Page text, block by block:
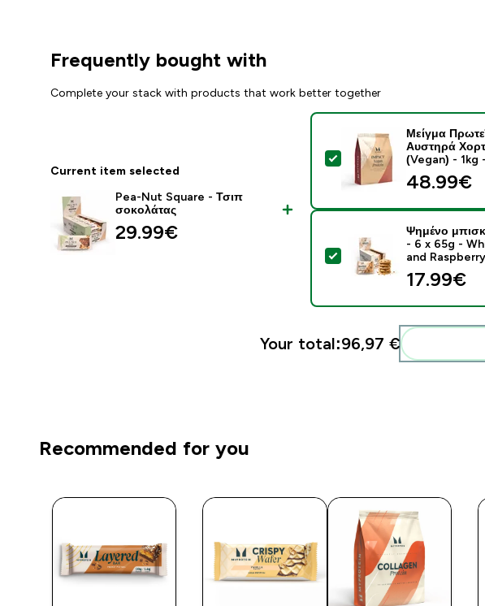
Frequently bought with
Complete your stack with products that work better together
Current item selected
Pea-Nut Square - Τσιπ
σοκολάτας
29.99€‎
Select this product -
Μείγμα
Αυστηρά
(Vegan) - 1kg
48.99€‎
Select this product -
Ψημένο
- 6 x 65g -
and
17.99€‎
Your total:96,97 €‎
Recommended for you